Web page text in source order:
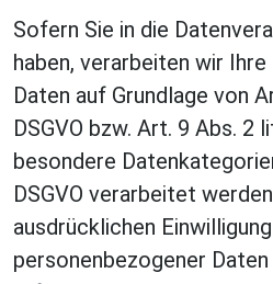
Sofern Sie in die
haben, verarbeiten wir
Daten auf Grundlage von
DSGVO bzw. Art. 9 Abs. 2
besondere
DSGVO verarbeitet
ausdrücklichen
personenbezogener